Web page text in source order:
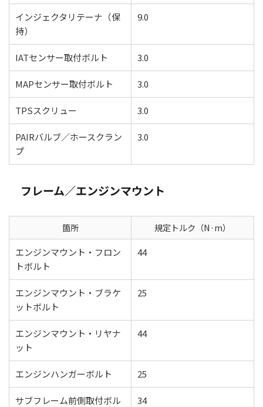
インジェクタリテーナ（保
持）
9.0
IATセンサー取付ボルト 3.0
MAPセンサー取付ボルト 3.0
TPSスクリュー 3.0
PAIRバルブ／ホースクラン
プ
3.0
フレーム／エンジンマウント
箇所
規定トルク（N·m）
エンジンマウント・フロン
トボルト
44
エンジンマウント・ブラケ
ットボルト
25
エンジンマウント・リヤナ
ット
44
エンジンハンガーボルト 25
サブフレーム前側取付ボル
34